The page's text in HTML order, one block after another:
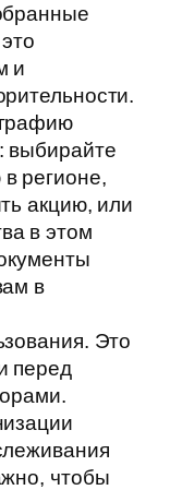
и
выбирайте
регионе,
акцию, или
в этом
в
Это
перед
чтобы